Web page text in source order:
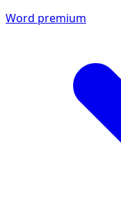
Word premium